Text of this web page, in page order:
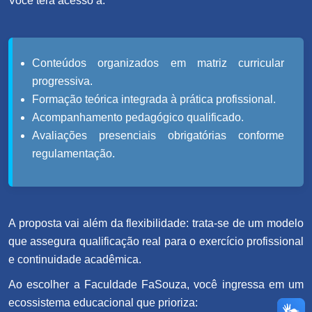
Conteúdos organizados em matriz curricular
progressiva.
Formação teórica integrada à prática profissional.
Acompanhamento pedagógico qualificado.
Avaliações presenciais obrigatórias conforme
regulamentação.
A proposta vai além da flexibilidade: trata-se de um modelo
que assegura qualificação real para o exercício profissional
e continuidade acadêmica.
Ao escolher a Faculdade FaSouza, você ingressa em um
ecossistema educacional que prioriza: